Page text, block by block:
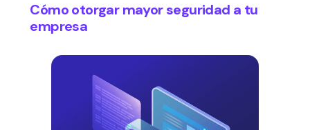
Cómo otorgar mayor seguridad a tu
empresa